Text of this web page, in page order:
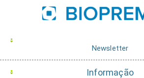
Newsletter
Informação